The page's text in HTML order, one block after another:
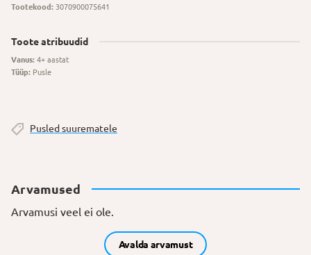
Tootekood: 3070900075641
Toote atribuudid
Vanus: 4+ aastat
Tüüp: Pusle
Pusled suurematele
Arvamused
Arvamusi veel ei ole.
Avalda arvamust